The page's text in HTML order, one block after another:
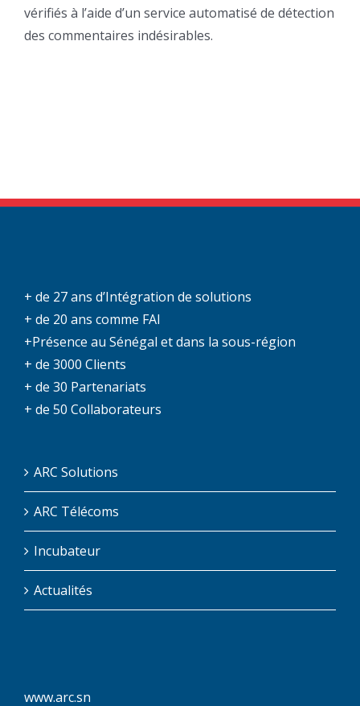
vérifiés à l’aide d’un service automatisé de détection
des commentaires indésirables.
+ de 27 ans d’Intégration de solutions
+ de 20 ans comme FAI
+Présence au Sénégal et dans la sous-région
+ de 3000 Clients
+ de 30 Partenariats
+ de 50 Collaborateurs
ARC Solutions
ARC Télécoms
Incubateur
Actualités
www.arc.sn